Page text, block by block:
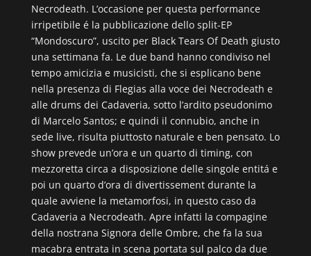
Necrodeath. L’occasione per questa performance
irripetibile é la pubblicazione dello split-EP
“Mondoscuro”, uscito per Black Tears Of Death giusto
una settimana fa. Le due band hanno condiviso nel
tempo amicizia e musicisti, che si esplicano bene
nella presenza di Flegias alla voce dei Necrodeath e
alle drums dei Cadaveria, sotto l’ardito pseudonimo
di Marcelo Santos; e quindi il connubio, anche in
sede live, risulta piuttosto naturale e ben pensato. Lo
show prevede un’ora e un quarto di timing, con
mezzoretta circa a disposizione delle singole entitá e
poi un quarto d’ora di divertissement durante la
quale avviene la metamorfosi, in questo caso da
Cadaveria a Necrodeath. Apre infatti la compagine
della nostrana Signora delle Ombre, che fa la sua
macabra entrata in scena portata sul palco da due